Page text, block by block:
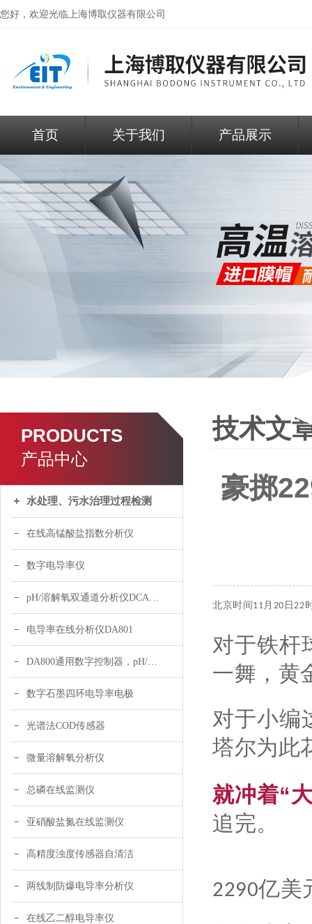
您好，欢迎光临上海博取仪器有限公司
首页 关于我们 产品展示
PRODUCTS
产品中心
水处理、污水治理过程检测
在线高锰酸盐指数分析仪
数字电导率仪
pH/溶解氧双通道分析仪DCA120
电导率在线分析仪DA801
DA800通用数字控制器，pH/DO/ORP多参数
数字石墨四环电导率电极
光谱法COD传感器
微量溶解氧分析仪
总磷在线监测仪
亚硝酸盐氮在线监测仪
高精度浊度传感器自清洁
两线制防爆电导率分析仪
在线乙二醇电导率仪
技术文
豪掷
北京时间11月20日22
对于铁杆
一舞，黄
对于小编
塔尔为此
就冲着“
追完。
2290亿美